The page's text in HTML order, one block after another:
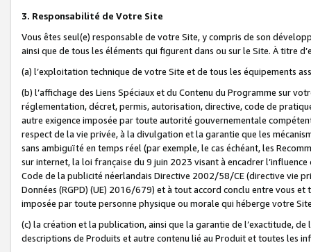
3. Responsabilité de Votre Site
Vous êtes seul(e) responsable de votre Site, y compris de son
ainsi que de tous les éléments qui figurent dans ou sur le Site. À titre
(a) l’exploitation technique de votre Site et de tous les équipements
(b) l’affichage des Liens Spéciaux et du Contenu du Programme sur
réglementation, décret, permis, autorisation, directive, code de
autre exigence imposée par toute autorité gouvernementale
respect de la vie privée, à la divulgation et la garantie que les
sans ambiguïté en temps réel (par exemple, le cas échéant, les
sur internet, la loi française du 9 juin 2023 visant à encadrer
Code de la publicité néerlandais Directive 2002/58/CE (directive vie
Données (RGPD) (UE) 2016/679) et à tout accord conclu entre vous
imposée par toute personne physique ou morale qui héberge votre
(c) la création et la publication, ainsi que la garantie de l’exactitude,
descriptions de Produits et autre contenu lié au Produit et toutes les